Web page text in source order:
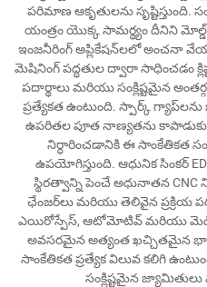
పరిమాణ ఆకృతులను సృష్టిస్తుంది.
యంత్రం యొక్క సామర్థ్యం దీనిని
ఇంజనీరింగ్ అప్లికేషన్‌లలో అంచనా
మెషినింగ్ పద్ధతుల ద్వారా సాధించడం
పదార్థాలు మరియు సంక్లిష్టమైన
ప్రత్యేకత ఉంటుంది. స్పార్క్
ఉపరితల పూత నాణ్యతను
నిర్ధారించడానికి ఈ సాంకేతికత
ఉపయోగిస్తుంది. ఆధునిక సింకర్
స్థిరత్వాన్ని పెంచే అధునాతన
ఛేంజర్‌లు మరియు తెలివైన ప్రక్రియ
ఎయిరోస్పేస్, ఆటోమోటివ్ మరియు
అవసరమైన అత్యంత ఖచ్చితమైన
సాంకేతికత ప్రత్యేక విలువ కలిగి
సంక్లిష్టమైన